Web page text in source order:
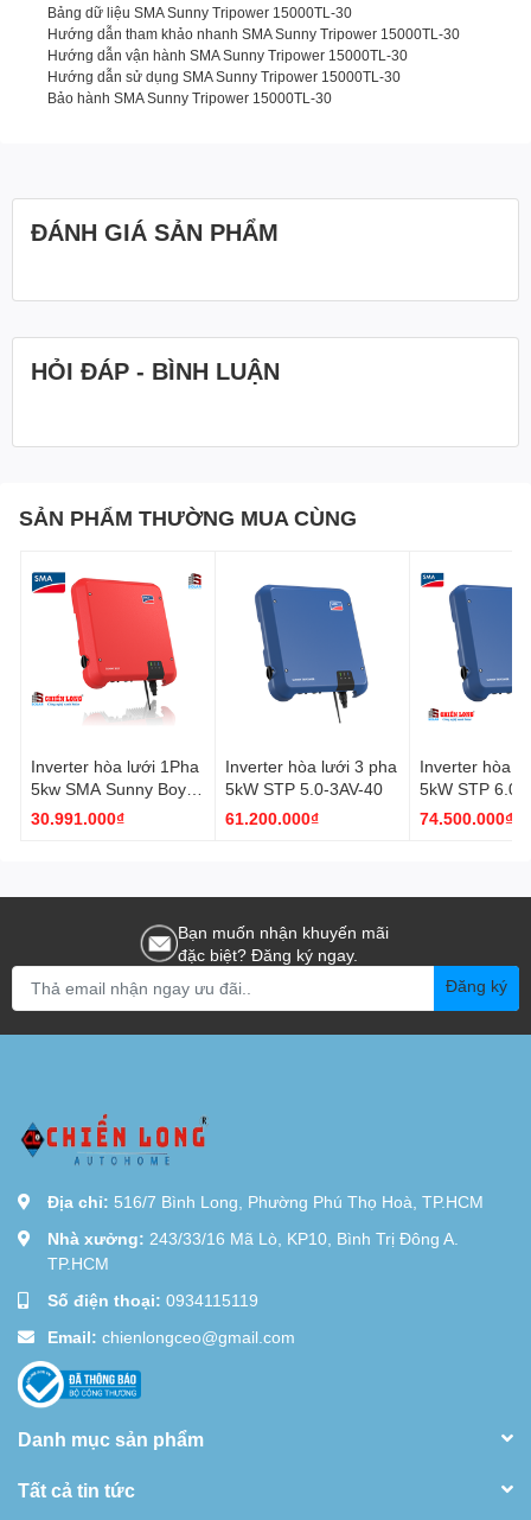
Bảng dữ liệu SMA Sunny Tripower 15000TL-30
Hướng dẫn tham khảo nhanh SMA Sunny Tripower 15000TL-30
Hướng dẫn vận hành SMA Sunny Tripower 15000TL-30
Hướng dẫn sử dụng SMA Sunny Tripower 15000TL-30
Bảo hành SMA Sunny Tripower 15000TL-30
ĐÁNH GIÁ SẢN PHẨM
HỎI ĐÁP - BÌNH LUẬN
SẢN PHẨM THƯỜNG MUA CÙNG
Inverter hòa lưới 1Pha
5kw SMA Sunny Boy
SSB 5.0-1AV-41
30.991.000₫
Inverter hòa lưới 3 pha
5kW STP 5.0-3AV-40
61.200.000₫
Inverter hòa
5kW STP 6.0-
74.500.000₫
Bạn muốn nhận khuyến mãi
đặc biệt? Đăng ký ngay.
Đăng ký
Địa chỉ: 516/7 Bình Long, Phường Phú Thọ Hoà, TP.HCM
Nhà xưởng: 243/33/16 Mã Lò, KP10, Bình Trị Đông A.
TP.HCM
Số điện thoại: 0934115119
Email: chienlongceo@gmail.com
Danh mục sản phẩm
Tất cả tin tức